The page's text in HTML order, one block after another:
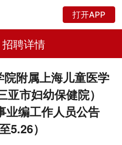
打开APP
招聘详情
附属上海儿童医学
市妇幼保健院）
业编工作人员公告
5.26）